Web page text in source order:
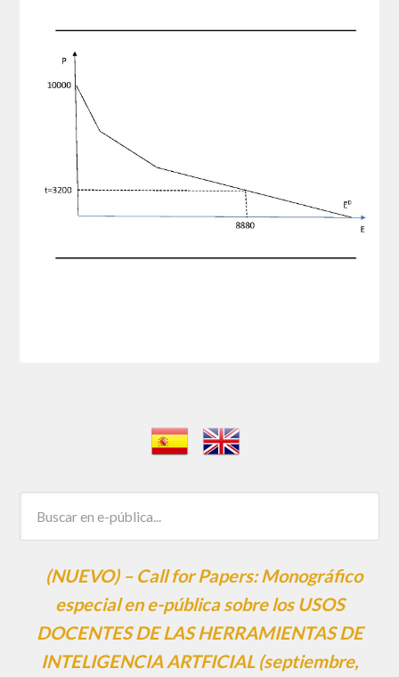
(NUEVO) – Call for Papers: Monográfico
especial en e-pública sobre los USOS
DOCENTES DE LAS HERRAMIENTAS DE
INTELIGENCIA ARTFICIAL (septiembre,